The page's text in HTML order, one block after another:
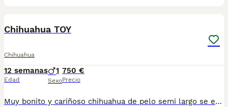
Chihuahua TOY
Chihuahua
12 semanas
Edad
1
Sexo
750 €
Precio
Muy bonito y cariñoso chihuahua de pelo semi largo se entrega vacunados desparasitados y cartilla sanitaria precio real escríbenos al WhatsApp 617885222